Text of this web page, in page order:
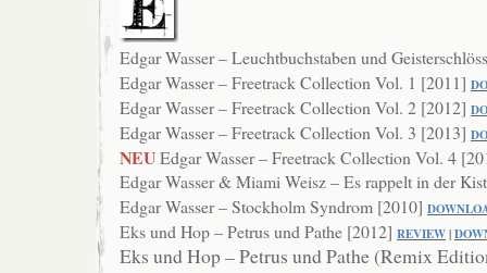
Edgar Wasser – Leuchtbuchstaben und
Edgar Wasser – Freetrack Collection Vol. 1 [2011]
Edgar Wasser – Freetrack Collection Vol. 2 [2012]
Edgar Wasser – Freetrack Collection Vol. 3 [2013]
NEUEdgar Wasser – Freetrack Collection Vol. 4
Edgar Wasser & Miami Weisz – Es rappelt in der
Edgar Wasser – Stockholm Syndrom [2010] DOWNL
Eks und Hop – Petrus und Pathe [2012] REVIEW|
Eks und Hop – Petrus und Pathe (Remix